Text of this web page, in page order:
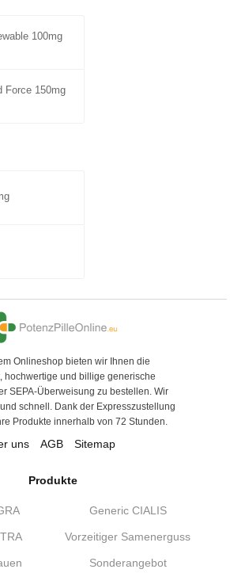
100mg
Force 150mg
Onlineshop bieten wir Ihnen die
hochwertige und billige generische
SEPA-Überweisung zu bestellen. Wir
schnell. Dank der Expresszustellung
Produkte innerhalb von 72 Stunden.
uns AGB Sitemap
Produkte
Generic CIALIS
Vorzeitiger Samenerguss
Sonderangebot